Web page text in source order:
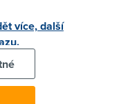
Skynet. PROSÍM
A PODOBNĚ!Děkuji.
více, další